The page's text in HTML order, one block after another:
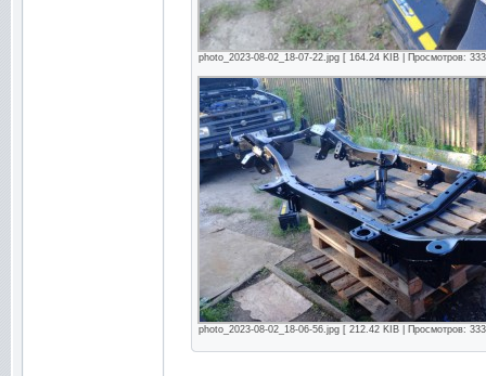
photo_2023-08-02_18-07-22.jpg [ 164.24 KIB | Просмотров:
photo_2023-08-02_18-06-56.jpg [ 212.42 KIB | Просмотров: